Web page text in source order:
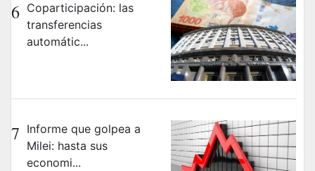
6 Coparticipación: las
transferencias
automátic...
7 Informe que golpea a
Milei: hasta sus
economi...